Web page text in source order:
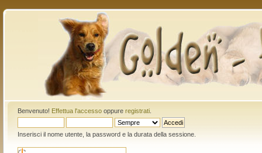
Benvenuto! Effettua l'accessooppure registrati.
Inserisci il nome utente, la password e la durata della sessione.